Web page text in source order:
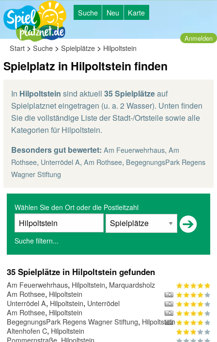
Suche Neu Karte
Anmelden
Start > Suche > Spielplätze > Hilpoltstein
Spielplatz in Hilpoltstein finden
In Hilpoltstein sind aktuell 35 Spielplätzeauf
Spielplatznet eingetragen (u. a. 2 Wasser). Unten finden
Sie die vollständige Liste der Stadt-/Ortsteile sowie alle
Kategorien für Hilpoltstein.
Besonders gut bewertet: Am Feuerwehrhaus, Am
Rothsee, Unterrödel A, Am Rothsee, BegegnungsPark Regens
Wagner Stiftung
Wählen Sie den Ort oder die Postleitzahl
Suche filtern...
35 Spielplätze in Hilpoltstein gefunden
Am Feuerwehrhaus, Hilpoltstein, Marquardsholz
Am Rothsee, Hilpoltstein
Unterrödel A, Hilpoltstein, Unterrödel
Am Rothsee, Hilpoltstein
BegegnungsPark Regens Wagner Stiftung, Hilpoltstein
Altenhofen C, Hilpoltstein
Pommernstraße Hilpoltstein